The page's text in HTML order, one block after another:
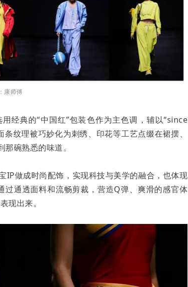
康师傅
经典的“中国红”包装色作为主色调，辅以“since
纹理被巧妙化为刺绣、印花等工艺点缀在裙摆、
碗熟悉的味道。
IP做成时尚配饰，实现科技与美学的融合，也体现
过通透面料和流畅剪裁，营造Q弹、爽滑的感官体
现出来。